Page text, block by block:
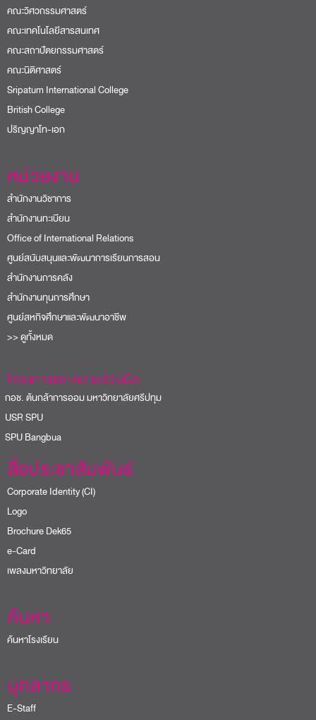
คณะวิศวกรรมศาสตร์
คณะเทคโนโลยีสารสนเทศ
คณะสถาปัตยกรรมศาสตร์
คณะนิติศาสตร์
Sripatum International College
British College
ปริญญาโท-เอก
หน่วยงาน
สำนักงานวิชาการ
สำนักงานทะเบียน
Office of International Relations
ศูนย์สนับสนุนและพัฒนาการเรียนการสอน
สำนักงานการคลัง
สำนักงานทุนการศึกษา
ศูนย์สหกิจศึกษาและพัฒนาอาชีพ
>> ดูทั้งหมด
โครงการและความร่วมมือ
ช. ต้นกล้าการออม มหาวิทยาลัยศรีปทุม
SPU
Bangbua
สื่อประชาสัมพันธ์
Corporate Identity (CI)
Logo
Brochure Dek65
e-Card
เพลงมหาวิทยาลัย
ค้นหา
ค้นหาโรงเรียน
บุคลากร
E-Staff